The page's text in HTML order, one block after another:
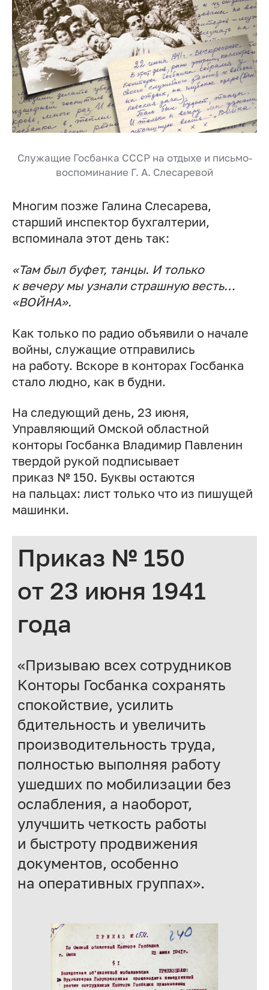
Служащие Госбанка СССР на отдыхе и письмо-
воспоминание Г. А. Слесаревой
Многим позже Галина Слесарева,
старший инспектор бухгалтерии,
вспоминала этот день так:
«Там был буфет, танцы. И только
к вечеру мы узнали страшную весть…
«ВОЙНА».
Как только по радио объявили о начале
войны, служащие отправились
на работу. Вскоре в конторах Госбанка
стало людно, как в будни.
На следующий день, 23 июня,
Управляющий Омской областной
конторы Госбанка Владимир Павленин
твердой рукой подписывает
приказ № 150. Буквы остаются
на пальцах: лист только что из пишущей
машинки.
Приказ № 150
от 23 июня 1941
года
«Призываю всех сотрудников
Конторы Госбанка сохранять
спокойствие, усилить
бдительность и увеличить
производительность труда,
полностью выполняя работу
ушедших по мобилизации без
ослабления, а наоборот,
улучшить четкость работы
и быстроту продвижения
документов, особенно
на оперативных группах».